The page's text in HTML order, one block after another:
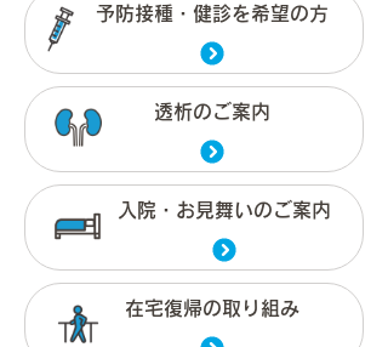
予防接種・健診を希望の方
透析のご案内
入院・お見舞いのご案内
在宅復帰の取り組み